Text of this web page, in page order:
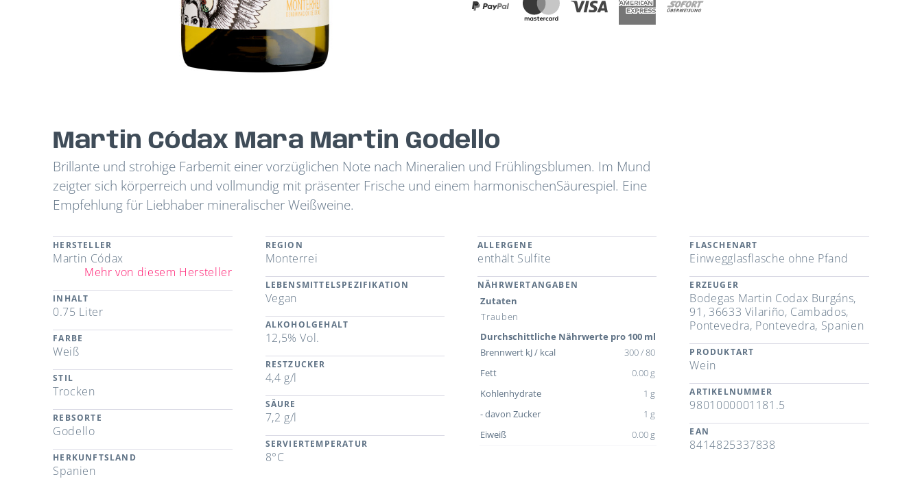
Martin Códax Mara Martin Godello
Brillante und strohige Farbemit einer vorzüglichen Note nach Mineralien und Frühlingsblumen. Im Mund
zeigter sich körperreich und vollmundig mit präsenter Frische und einem harmonischenSäurespiel. Eine
Empfehlung für Liebhaber mineralischer Weißweine.
HERSTELLER
Martin Códax
Mehr von diesem Hersteller
INHALT
0.75 Liter
FARBE
Weiß
STIL
Trocken
REBSORTE
Godello
HERKUNFTSLAND
Spanien
REGION
Monterrei
LEBENSMITTELSPEZIFIKATION
Vegan
ALKOHOLGEHALT
12,5% Vol.
RESTZUCKER
4,4 g/l
SÄURE
7,2 g/l
SERVIERTEMPERATUR
8°C
ALLERGENE
enthält Sulfite
NÄHRWERTANGABEN
Zutaten
Trauben
Durchschittliche Nährwerte pro 100 ml
Brennwert kJ / kcal
300 / 80
Fett
0.00 g
Kohlenhydrate
1 g
- davon Zucker
1 g
Eiweiß
0.00 g
FLASCHENART
Einwegglasflasche ohne Pfand
ERZEUGER
Bodegas Martin Codax Burgáns,
91, 36633 Vilariño, Cambados,
Pontevedra, Pontevedra, Spanien
PRODUKTART
Wein
ARTIKELNUMMER
9801000001181.5
EAN
8414825337838